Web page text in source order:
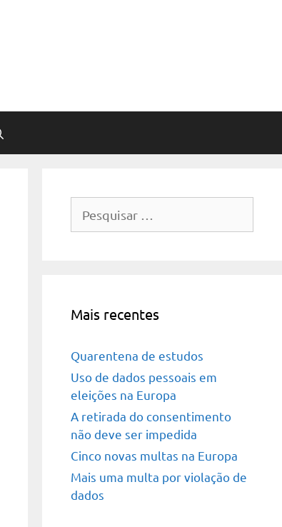
por:
Mais recentes
Quarentena de estudos
Uso de dados pessoais em
eleições na Europa
A retirada do consentimento
não deve ser impedida
Cinco novas multas na Europa
Mais uma multa por violação de
dados